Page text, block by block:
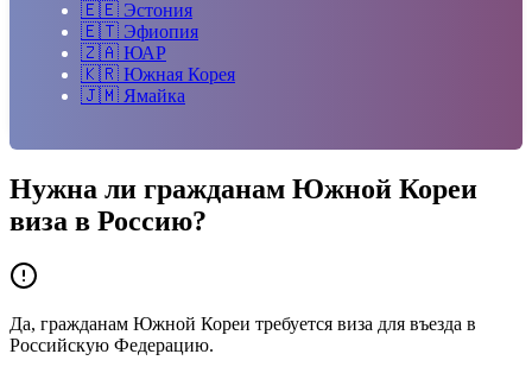
🇪🇪 Эстония
🇪🇹 Эфиопия
🇿🇦 ЮАР
🇰🇷 Южная Корея
🇯🇲 Ямайка
Нужна ли гражданам Южной Кореи
виза в Россию?
Да, гражданам Южной Кореи требуется виза для въезда в
Российскую Федерацию.